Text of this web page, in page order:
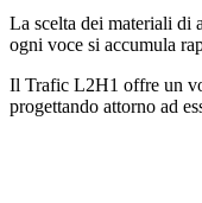
La scelta dei materiali di
ogni voce si accumula
Il Trafic L2H1 offre un
progettando attorno ad